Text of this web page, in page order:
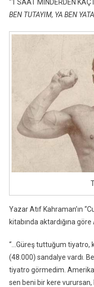
“1 SAAT MİNDERDEN
BEN TUTAYIM, YA BEN
Yazar Atıf Kahraman’ın
kitabında aktardığına
“…Güreş tuttuğum tiyatro,
(48.000) sandalye vardı.
tiyatro görmedim.
sen beni bir kere